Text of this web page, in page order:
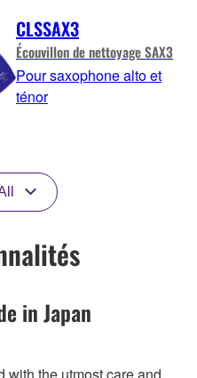
CLSSAX3
Écouvillon de nettoyage SAX3
Pour saxophone alto et
ténor
in Japan
with the utmost care and